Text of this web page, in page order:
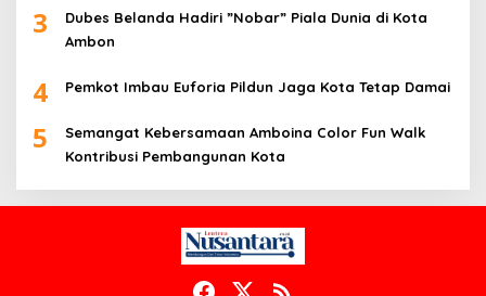
3
Dubes Belanda Hadiri ”Nobar” Piala Dunia di Kota
Ambon
4 Pemkot Imbau Euforia Pildun Jaga Kota Tetap Damai
5
Semangat Kebersamaan Amboina Color Fun Walk
Kontribusi Pembangunan Kota